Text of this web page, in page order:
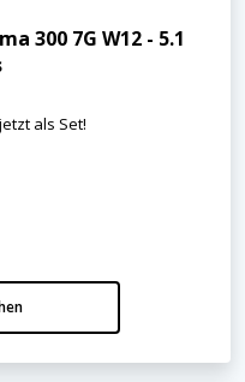
300 7G W12 - 5.1
als Set!